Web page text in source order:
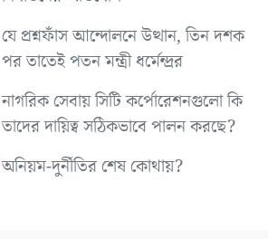
যে প্রশ্নফাঁস আন্দোলনে উত্থান, তিন দশক
পর তাতেই পতন মন্ত্রী ধর্মেন্দ্রর
নাগরিক সেবায় সিটি কর্পোরেশনগুলো কি
তাদের দায়িত্ব সঠিকভাবে পালন করছে?
অনিয়ম-দুর্নীতির শেষ কোথায়?